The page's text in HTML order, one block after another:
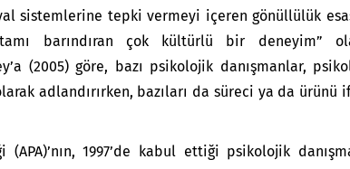
sistemlerine tepki vermeyi içeren gönüllülük
barındıran çok kültürlü bir deneyim”
(2005) göre, bazı psikolojik danışmanlar,
adlandırırken, bazıları da süreci ya da ürünü
1997’de kabul ettiği psikolojik